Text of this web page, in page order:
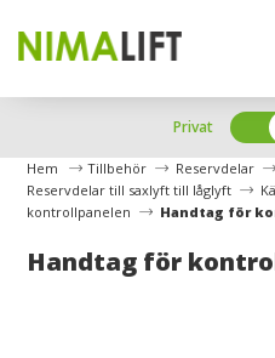
Privat
Hem Tillbehör Reservdelar
Reservdelar till saxlyft till låglyft
kontrollpanelen
Handtag för
Handtag för